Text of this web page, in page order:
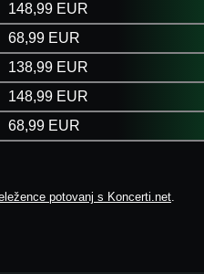
148,99 EUR
68,99 EUR
138,99 EUR
148,99 EUR
68,99 EUR
potovanj s Koncerti.net.